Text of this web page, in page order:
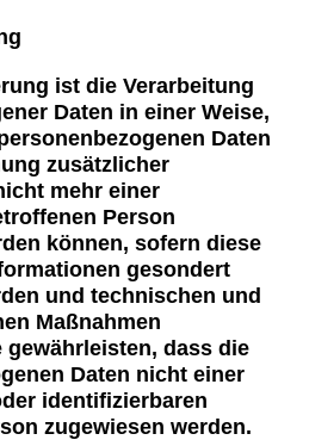
ist die Verarbeitung
Daten in einer Weise,
Daten
zusätzlicher
mehr einer
Person
können, sofern diese
gesondert
und technischen und
Maßnahmen
gewährleisten, dass die
Daten nicht einer
identifizierbaren
zugewiesen werden.